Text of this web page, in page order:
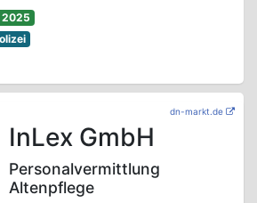
2025
dn-markt.de
InLex GmbH
Personalvermittlung
Altenpflege